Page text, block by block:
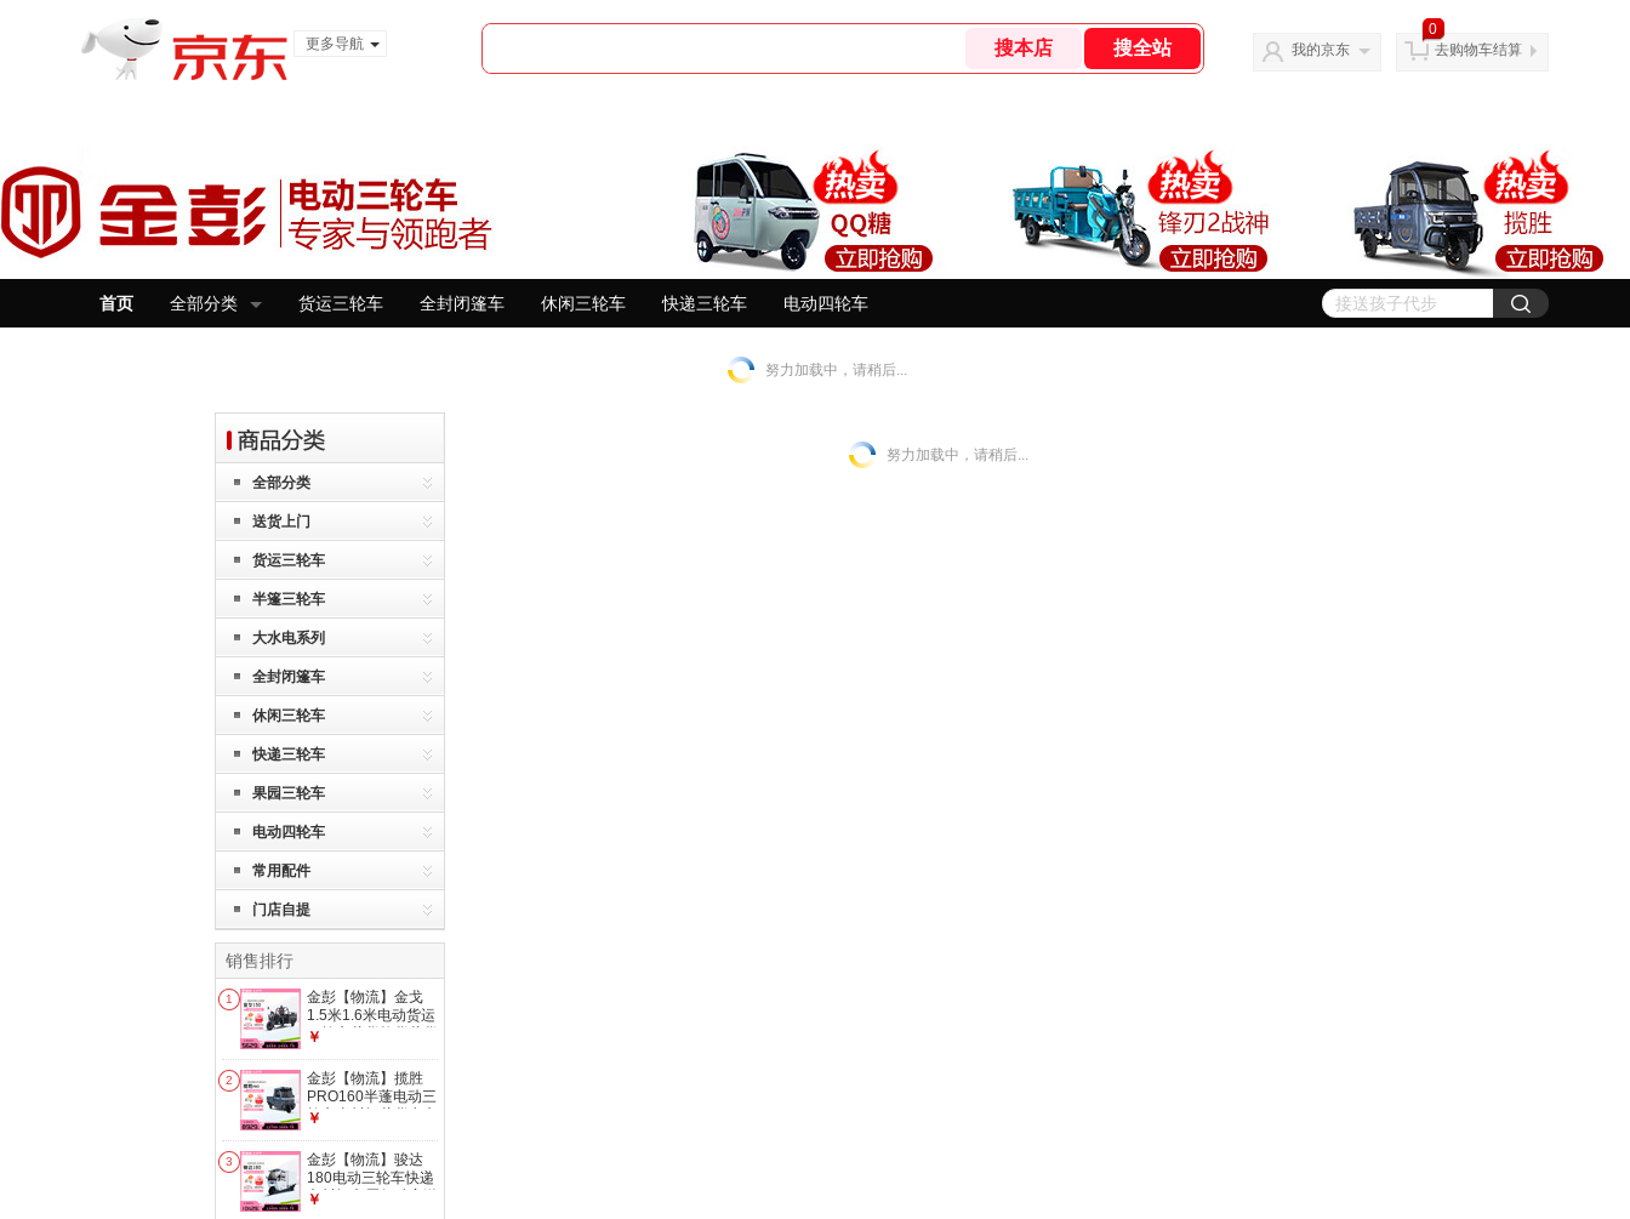
更多导航
我的京东
0
去购物车结算
首页 全部分类 货运三轮车 全封闭篷车 休闲三轮车 快递三轮车 电动四轮车
努力加载中，请稍后...
全部分类
送货上门
货运三轮车
半篷三轮车
大水电系列
全封闭篷车
休闲三轮车
快递三轮车
果园三轮车
电动四轮车
常用配件
门店自提
销售排行
1
金彭【物流】金戈
1.5米1.6米电动货运
三轮车载货拉货载货
灰-1.6米车厢 1000-
652变档
￥
2
金彭【物流】揽胜
PRO160半蓬电动三
轮车半封闭载货电车
658变档
￥
3
金彭【物流】骏达
180电动三轮车快递
车封闭车厢驾驶室送
￥
努力加载中，请稍后...